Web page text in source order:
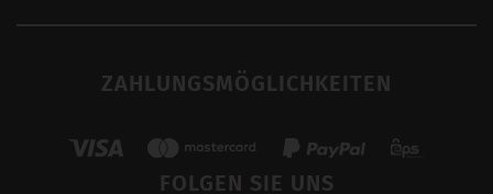
ZAHLUNGSMÖGLICHKEITEN
FOLGEN SIE UNS